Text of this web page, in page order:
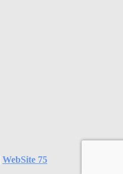
WebSite 75